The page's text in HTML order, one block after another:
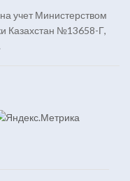
учет Министерством
Казахстан №13658-Г,